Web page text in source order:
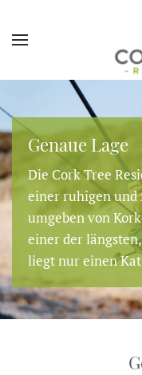
Genaue Lage
Die Cork Tree
einer ruhigen und
umgeben von
einer der
liegt nur einen